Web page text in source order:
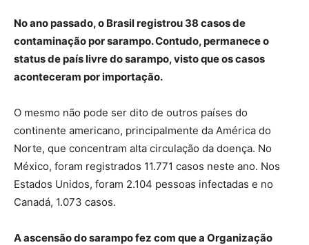
No ano passado, o Brasil registrou 38 casos de
contaminação por sarampo. Contudo, permanece o
status de país livre do sarampo, visto que os casos
aconteceram por importação.
O mesmo não pode ser dito de outros países do
continente americano, principalmente da América do
Norte, que concentram alta circulação da doença. No
México, foram registrados 11.771 casos neste ano. Nos
Estados Unidos, foram 2.104 pessoas infectadas e no
Canadá, 1.073 casos.
A ascensão do sarampo fez com que a Organização